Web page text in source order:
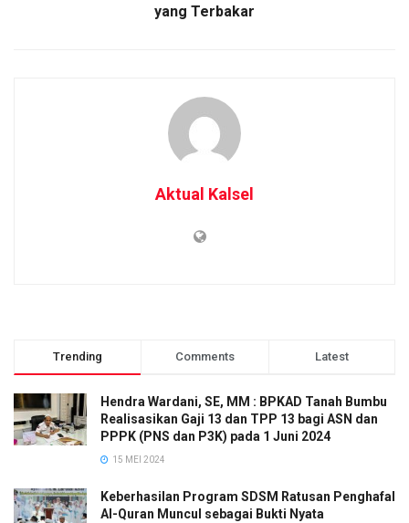
yang Terbakar
Aktual Kalsel
Trending Comments Latest
Hendra Wardani, SE, MM : BPKAD Tanah Bumbu
Realisasikan Gaji 13 dan TPP 13 bagi ASN dan
PPPK (PNS dan P3K) pada 1 Juni 2024
15 MEI 2024
Keberhasilan Program SDSM Ratusan Penghafal
Al-Quran Muncul sebagai Bukti Nyata